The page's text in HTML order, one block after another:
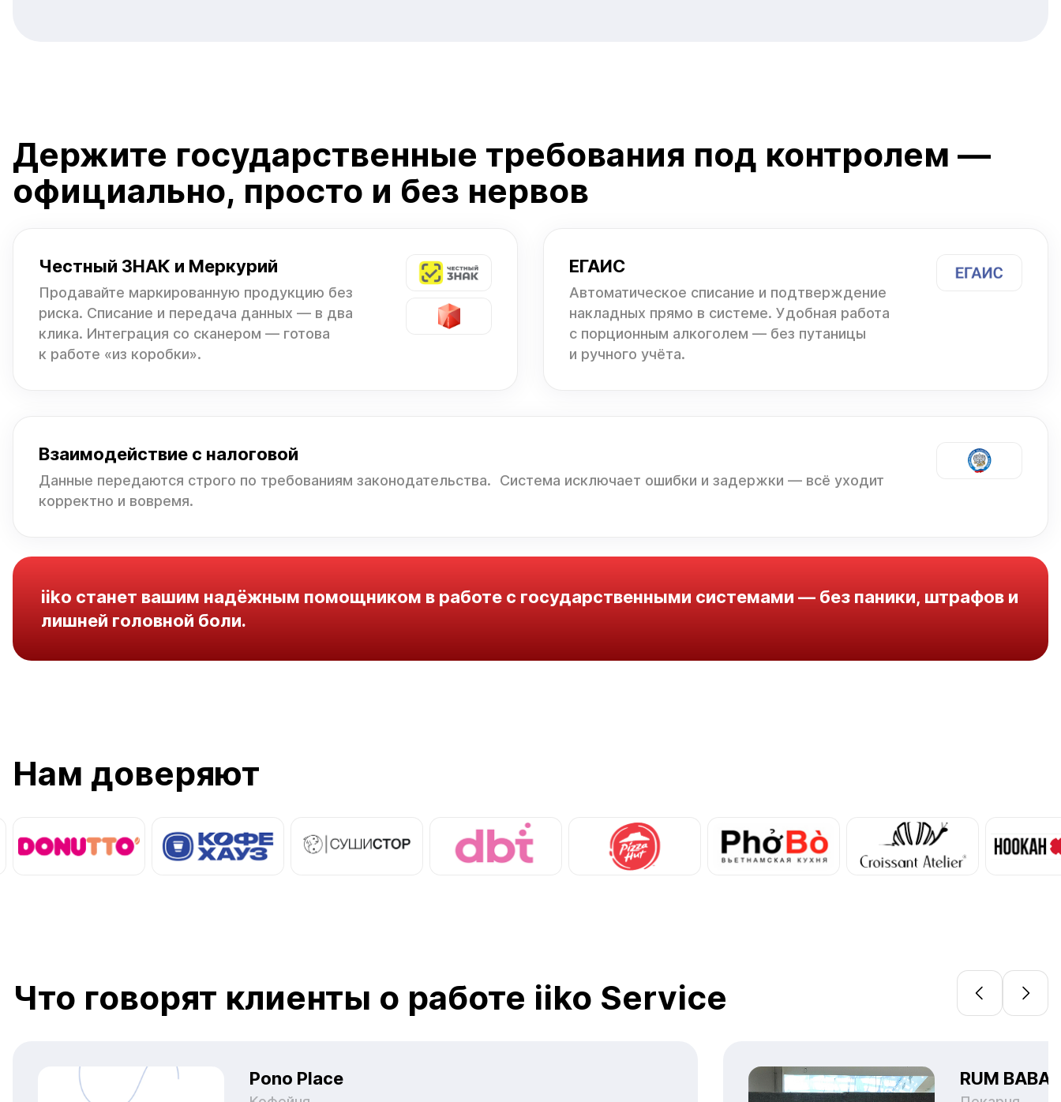
Держите государственные требования под контролем —
официально, просто и без нервов
Честный ЗНАК и Меркурий
Продавайте маркированную продукцию без
риска. Списание и передача данных — в два
клика. Интеграция со сканером — готова
к работе «из коробки».
ЕГАИС
Автоматическое списание и подтверждение
накладных прямо в системе. Удобная работа
с порционным алкоголем — без путаницы
и ручного учёта.
Взаимодействие с налоговой
Данные передаются строго по требованиям законодательства. Система исключает ошибки и задержки — всё уходит
корректно и вовремя.
iiko станет вашим надёжным помощником в работе с государственными системами — без паники, штрафов и
лишней головной боли.
Нам доверяют
Что говорят клиенты о работе iiko Service
Pono Place RUM BABA